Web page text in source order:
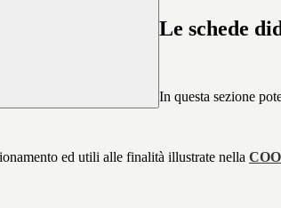
Le schede
In questa sezione
ed utili alle finalità illustrate nella